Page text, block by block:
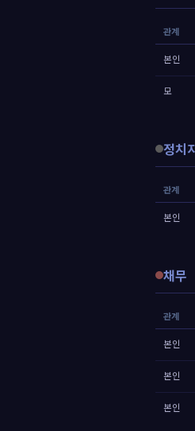
관계
본인
모
정치
관계
본인
채무
관계
본인
본인
본인